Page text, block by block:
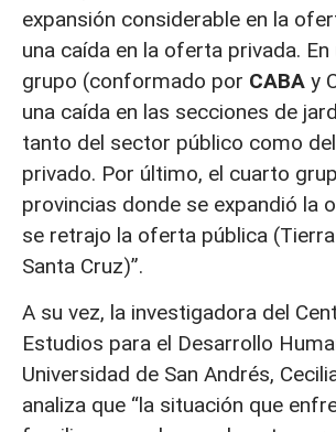
expansión considerable en la
una caída en la oferta privada.
grupo (conformado por CABA y
una caída en las secciones de
tanto del sector público como
privado. Por último, el cuarto
provincias donde se expandió la
se retrajo la oferta pública
Santa Cruz)”.
A su vez, la investigadora del
Estudios para el Desarrollo
Universidad de San Andrés,
analiza que “la situación que